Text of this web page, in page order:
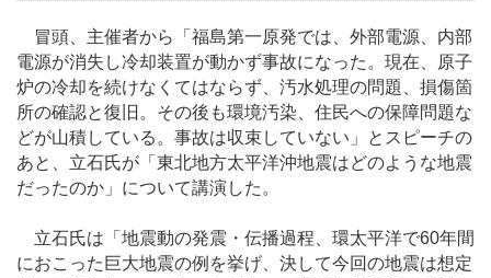
冒頭、主催者から「福島第一原発では、外部電源、内部
電源が消失し冷却装置が動かず事故になった。現在、原子
炉の冷却を続けなくてはならず、汚水処理の問題、損傷箇
所の確認と復旧。その後も環境汚染、住民への保障問題な
どが山積している。事故は収束していない」とスピーチの
あと、立石氏が「東北地方太平洋沖地震はどのような地震
だったのか」について講演した。
立石氏は「地震動の発震・伝播過程、環太平洋で60年間
におこった巨大地震の例を挙げ、決して今回の地震は想定